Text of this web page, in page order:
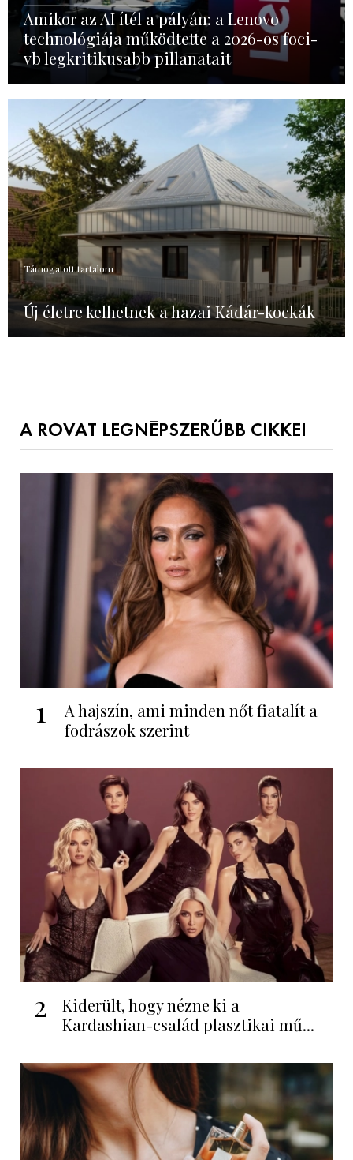
Amikor az AI ítél a pályán: a Lenovo
technológiája működtette a 2026-os foci-
vb legkritikusabb pillanatait
Támogatott tartalom
Új életre kelhetnek a hazai Kádár-kockák
A ROVAT LEGNÉPSZERŰBB CIKKEI
1
A hajszín, ami minden nőt fiatalít a
fodrászok szerint
2
Kiderült, hogy nézne ki a
Kardashian-család plasztikai mű...